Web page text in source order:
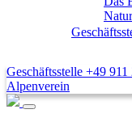
Geschäftsstelle +49 911
Alpenverein